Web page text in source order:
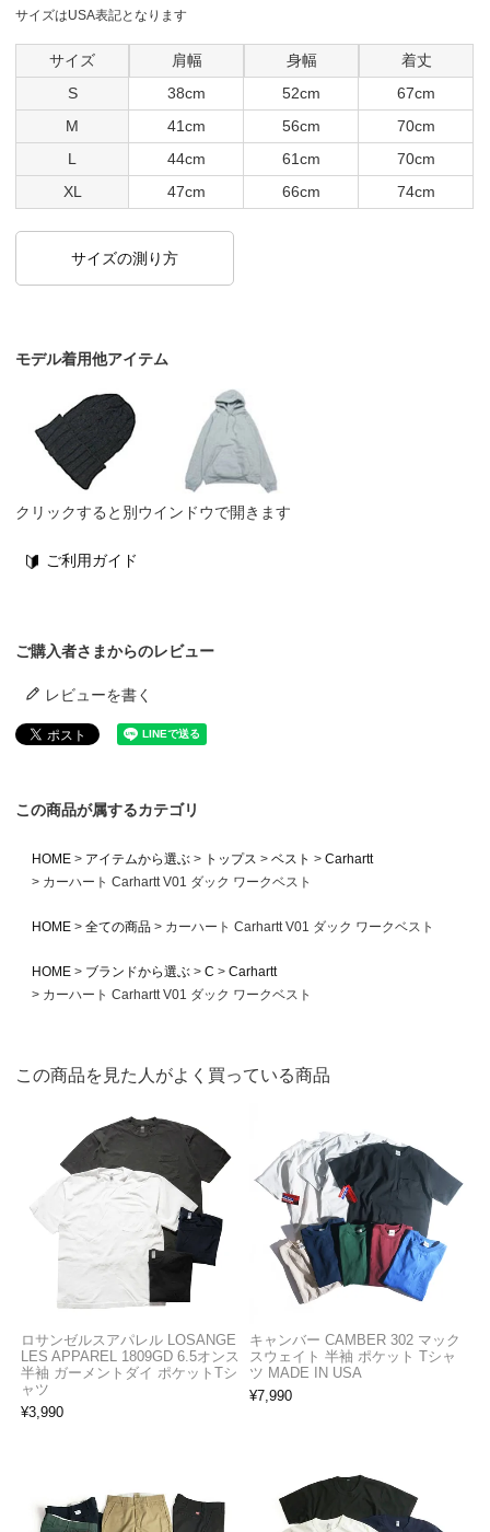
サイズはUSA表記となります
サイズ 肩幅 身幅
着丈
S
38cm 52cm
67cm
M
41cm 56cm
70cm
L
44cm 61cm
70cm
XL
47cm 66cm 74cm
サイズの測り方
モデル着用他アイテム
クリックすると別ウインドウで開きます
ご利用ガイド
ご購入者さまからのレビュー
レビューを書く
この商品が属するカテゴリ
HOME アイテムから選ぶ トップス ベスト
Carhartt
カーハート Carhartt V01 ダック ワークベスト
HOME 全ての商品 カーハート Carhartt V01 ダック ワークベスト
HOME ブランドから選ぶ C
Carhartt
カーハート Carhartt V01 ダック ワークベスト
この商品を見た人がよく買っている商品
ロサンゼルスアパレル LOSANGE
LES APPAREL 1809GD 6.5オンス
半袖 ガーメントダイ ポケットTシ
ャツ
¥3,990
キャンバー CAMBER 302 マック
スウェイト 半袖 ポケット Tシャ
ツ MADE IN USA
¥7,990